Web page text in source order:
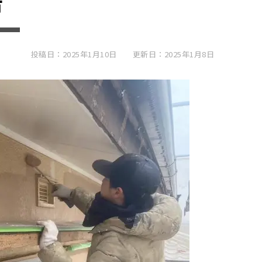
投稿日：2025年1月10日 更新日：2025年1月8日